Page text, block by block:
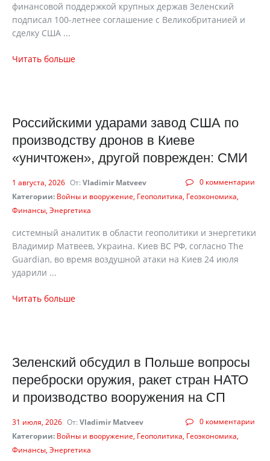
финансовой поддержкой крупных держав Зеленский
подписал 100-летнее соглашение с Великобританией и
сделку США ...
Читать больше
Российскими ударами завод США по
производству дронов в Киеве
«уничтожен», другой поврежден: СМИ
0 комментарии
1 августа, 2026 От: Vladimir Matveev
Категории: Войны и вооружение Геополитика Геоэкономика
Финансы Энергетика
системный аналитик в области геополитики и энергетики
Владимир Матвеев, Украина. Киев ВС РФ, согласно The
Guardian, во время воздушной атаки на Киев 24 июля
ударили ...
Читать больше
Зеленский обсудил в Польше вопросы
переброски оружия, ракет стран НАТО
и производство вооружения на СП
0 комментарии
31 июля, 2026 От: Vladimir Matveev
Категории: Войны и вооружение Геополитика Геоэкономика
Финансы Энергетика